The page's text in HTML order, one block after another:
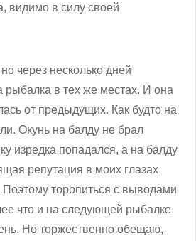
видимо в силу своей
через несколько дней
рыбалка в тех же местах. И она
от предыдущих. Как будто на
Окунь на балду не брал
изредка попадался, а на балду
репутация в моих глазах
Поэтому торопиться с выводами
что и на следующей рыбалке
Но торжественно обещаю,